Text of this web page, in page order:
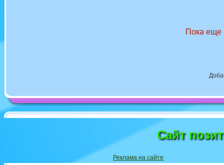
Пока еще
Сайт
Реклама на сайте